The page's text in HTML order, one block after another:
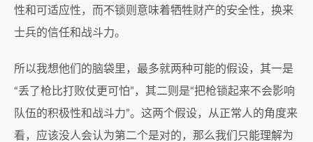
性和可适应性，而不锁则意味着牺牲财产的安全性，换来
士兵的信任和战斗力。
所以我想他们的脑袋里，最多就两种可能的假设，其一是
“丢了枪比打败仗更可怕”，其二则是“把枪锁起来不会影响
队伍的积极性和战斗力”。这两个假设，从正常人的角度来
看，应该没人会认为第二个是对的，那么我们只能理解为